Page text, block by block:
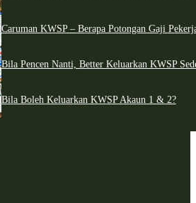
Caruman KWSP – Berapa Potongan Gaji
Bila Pencen Nanti, Better Keluarkan KWSP
Bila Boleh Keluarkan KWSP Akaun 1 & 2?